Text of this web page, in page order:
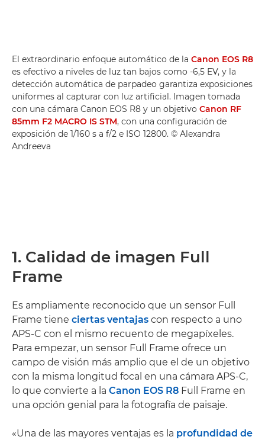
El extraordinario enfoque automático de la Canon EOS R8
es efectivo a niveles de luz tan bajos como -6,5 EV, y la
detección automática de parpadeo garantiza exposiciones
uniformes al capturar con luz artificial. Imagen tomada
con una cámara Canon EOS R8 y un objetivo Canon RF
85mm F2 MACRO IS STM, con una configuración de
exposición de 1/160 s a f/2 e ISO 12800. © Alexandra
Andreeva
1. Calidad de imagen Full
Frame
Es ampliamente reconocido que un sensor Full
Frame tiene ciertas ventajas con respecto a uno
APS-C con el mismo recuento de megapíxeles.
Para empezar, un sensor Full Frame ofrece un
campo de visión más amplio que el de un objetivo
con la misma longitud focal en una cámara APS-C,
lo que convierte a la Canon EOS R8 Full Frame en
una opción genial para la fotografía de paisaje.
«Una de las mayores ventajas es la profundidad de